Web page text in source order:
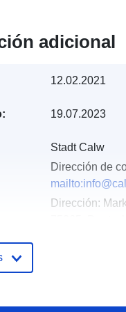
adicional
12.02.2021
19.07.2023
Stadt Calw
Dirección de
Dirección: